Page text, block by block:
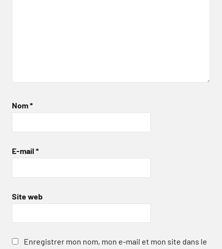
Nom*
E-mail *
Site web
Enregistrer mon nom, mon e-mail et mon site dans le